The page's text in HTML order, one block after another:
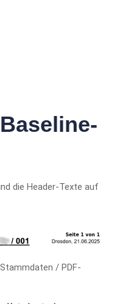
die Header-Texte auf
/ PDF-